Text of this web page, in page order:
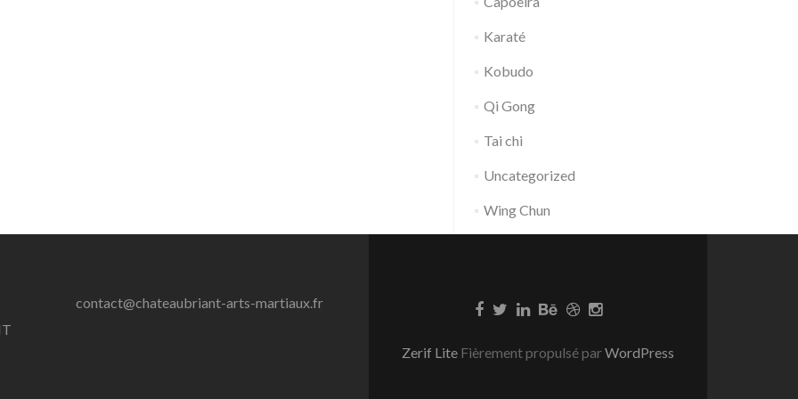
Karaté
Kobudo
Qi Gong
Tai chi
Uncategorized
Wing Chun
contact@chateaubriant-arts-martiaux.fr
Zerif Lite Fièrement propulsé parWordPress